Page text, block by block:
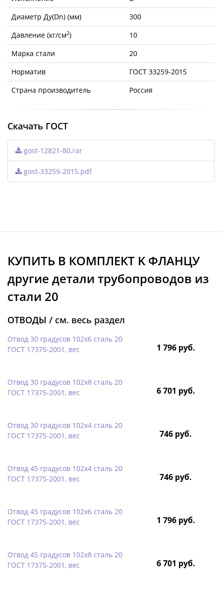
Диаметр Ду(Dn) (мм)
300
Давление (кг/см2)
10
Марка стали
20
Норматив
ГОСТ 33259-2015
Страна производитель
Россия
Скачать ГОСТ
gost-12821-80.rar
gost-33259-2015.pdf
КУПИТЬ В КОМПЛЕКТ K ФЛАНЦУ
другие детали трубопроводов из
стали 20
ОТВОДЫ / см. весь раздел
Отвод 30 градусов 102х6 сталь 20
ГОСТ 17375-2001, вес
1 796 руб.
Отвод 30 градусов 102х8 сталь 20
ГОСТ 17375-2001, вес
6 701 руб.
Отвод 30 градусов 102х4 сталь 20
ГОСТ 17375-2001, вес
746 руб.
Отвод 45 градусов 102х4 сталь 20
ГОСТ 17375-2001, вес
746 руб.
Отвод 45 градусов 102х6 сталь 20
ГОСТ 17375-2001, вес
1 796 руб.
Отвод 45 градусов 102х8 сталь 20
ГОСТ 17375-2001, вес
6 701 руб.